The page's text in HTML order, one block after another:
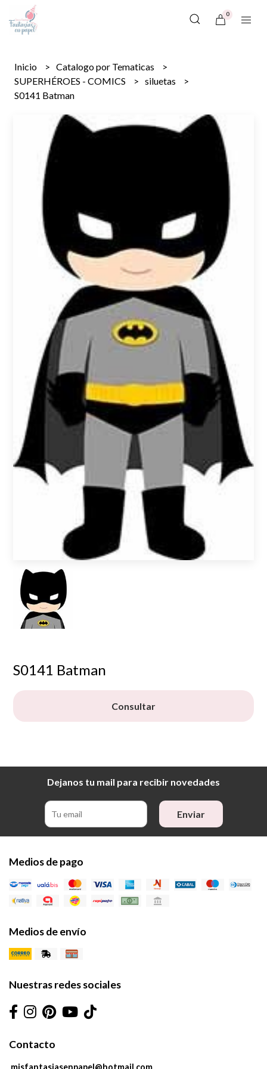
0
Inicio
Catalogo por Tematicas
SUPERHÉROES - COMICS
siluetas
S0141 Batman
S0141 Batman
Consultar
Dejanos tu mail para recibir novedades
Enviar
Medios de pago
Medios de envío
Nuestras redes sociales
Contacto
misfantasiasenpapel@hotmail.com